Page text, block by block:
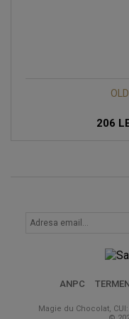
206
ANPC
Magie du Chocolat,